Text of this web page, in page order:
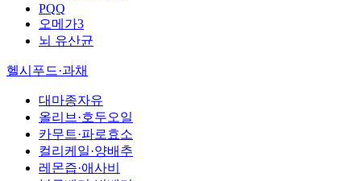
PQQ
오메가3
뇌 유산균
헬시푸드·과채
대마종자유
올리브·호두오일
카무트·파로효소
컬리케일·양배추
레몬즙·애사비